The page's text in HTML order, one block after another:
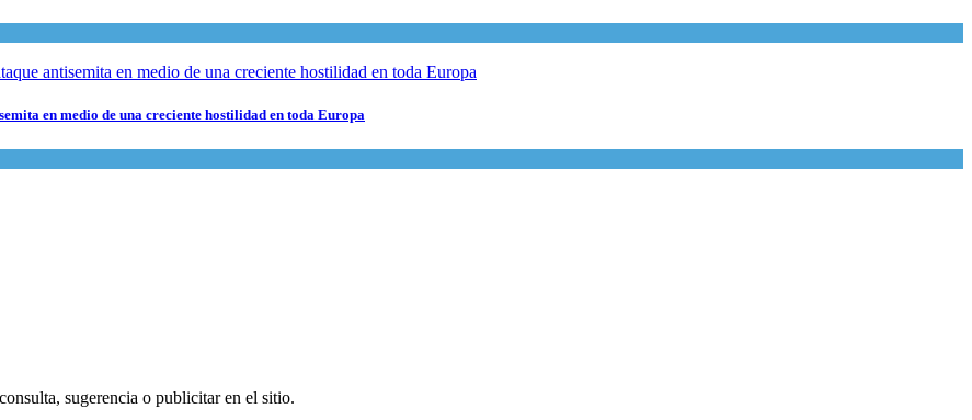
en medio de una creciente hostilidad en toda Europa
sugerencia o publicitar en el sitio.